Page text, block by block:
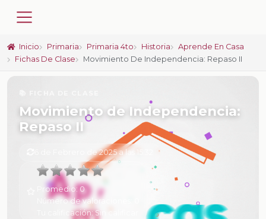
Inicio Primaria Primaria 4to Historia
Aprende En Casa
Fichas De Clase
Movimiento De Independencia: Repaso II
Movimiento de Independencia:
Repaso II
6 de Febrero de 2025 a las 15:32
Promedio: 0
Número de valoraciones:
Tu calificación:Sin calificar